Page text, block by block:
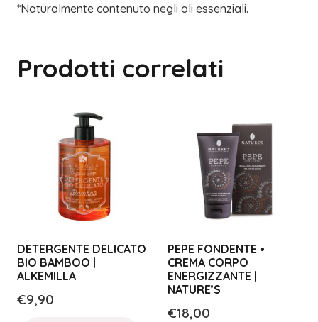
*Naturalmente contenuto negli oli essenziali.
Prodotti correlati
DETERGENTE DELICATO
BIO BAMBOO |
ALKEMILLA
€9,90
PEPE FONDENTE •
CREMA CORPO
ENERGIZZANTE |
NATURE’S
€18,00